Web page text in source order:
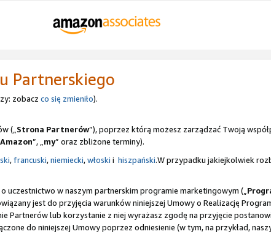
Partnerskiego
zobacz co się zmieniło).
(„Strona Partnerów”), poprzez którą możesz zarządzać Twoją
Amazon”, „my” oraz zbliżone terminy).
,francuski,niemiecki,włoski i hiszpański.W przypadku jakiejkolwiek
uczestnictwo w naszym partnerskim programie marketingowym („
jest do przyjęcia warunków niniejszej Umowy o Realizację
Partnerów lub korzystanie z niej wyrażasz zgodę na przyjęcie
do niniejszej Umowy poprzez odniesienie (w tym, na przykład,